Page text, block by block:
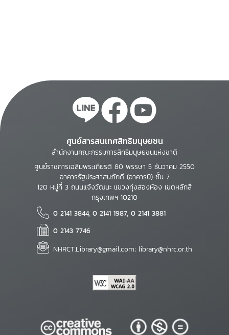
ศูนย์สารสนเทศสิทธิมนุษยชน
สำนักงานคณะกรรมการสิทธิมนุษยชนแห่งชาติ
ศูนย์ราชการเฉลิมพระเกียรติ 80 พรรษา 5 ธันวาคม 2550
อาคารรัฐประศาสนภักดี (อาคารบี) ชั้น 7
120 หมู่ที่ 3 ถนนแจ้งวัฒนะ แขวงทุ่งสองห้อง เขตหลักสี่
กรุงเทพฯ 10210
0 2141 3844, 0 2141 1987, 0 2141 3881
0 2143 7746
NHRCT.Library@gmail.com; library@nhrc.or.th